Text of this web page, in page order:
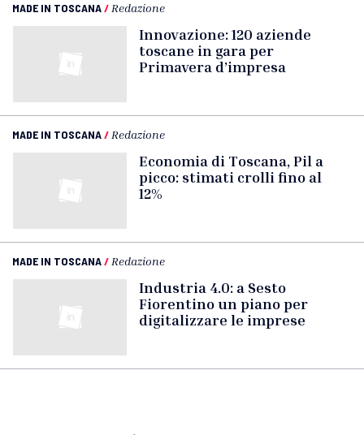
MADE IN TOSCANA/ Redazione
Innovazione: 120 aziende
toscane in gara per
Primavera d’impresa
MADE IN TOSCANA/ Redazione
Economia di Toscana, Pil a
picco: stimati crolli fino al
12%
MADE IN TOSCANA/ Redazione
Industria 4.0: a Sesto
Fiorentino un piano per
digitalizzare le imprese